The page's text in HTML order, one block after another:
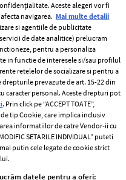
Termeni si conditii
Politica de
confidențialitate
Politica de cookies
Publicitate
Aceste alegeri vor fi
navigarea. Mai multe detalii
si agentiile de publicitate
de date analitice) prelucram
pentru a personaliza
in functie de interesele si/sau profilul
retelelor de socializare si pentru a
prevazute de art. 15-22 din
caracter personal. Aceste drepturi pot
. Prin click pe “ACCEPT TOATE”,
tip Cookie, care implica inclusiv
informatiilor de catre Vendor-ii cu
SETARILE INDIVIDUAL” puteti
putin cele legate de cookie strict
datele pentru a oferi: